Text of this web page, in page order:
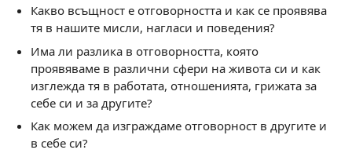
Какво всъщност е отговорността и как се проявява
тя в нашите мисли, нагласи и поведения?
Има ли разлика в отговорността, която
проявяваме в различни сфери на живота си и как
изглежда тя в работата, отношенията, грижата за
себе си и за другите?
Как можем да изграждаме отговорност в другите и
в себе си?